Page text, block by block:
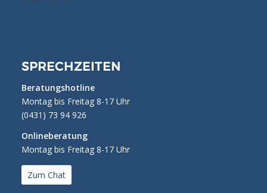
SPRECHZEITEN
Beratungshotline
Montag bis Freitag 8-17 Uhr
(0431) 73 94 926
Onlineberatung
Montag bis Freitag 8-17 Uhr
Zum Chat